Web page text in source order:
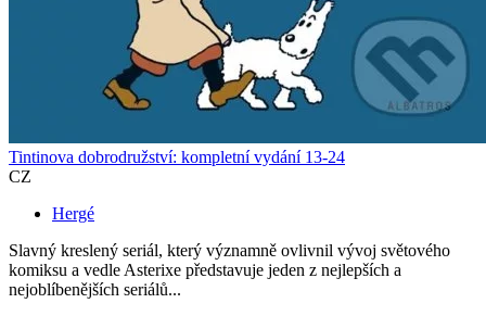
Tintinova dobrodružství: kompletní vydání 13-24
CZ
Hergé
Slavný kreslený seriál, který významně ovlivnil vývoj světového
komiksu a vedle Asterixe představuje jeden z nejlepších a
nejoblíbenějších seriálů...